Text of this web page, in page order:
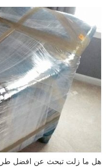
هل ما زلت تبحث عن افضل